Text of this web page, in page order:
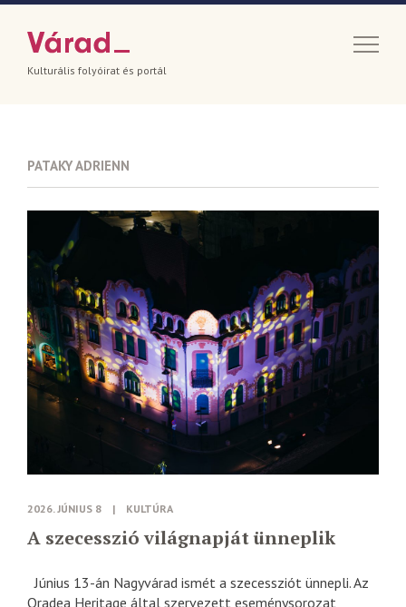
Kulturális folyóirat és portál
PATAKY ADRIENN
2026. JÚNIUS 8 | KULTÚRA
A szecesszió világnapját ünneplik
Június 13-án Nagyvárad ismét a szecessziót ünnepli. Az
Oradea Heritage által szervezett eseménysorozat